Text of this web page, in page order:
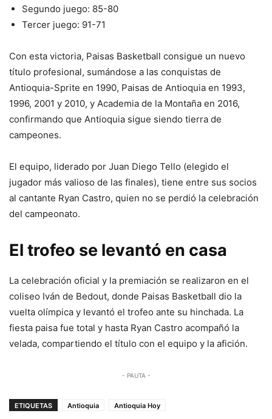
Segundo juego: 85-80
Tercer juego: 91-71
Con esta victoria, Paisas Basketball consigue un nuevo
título profesional, sumándose a las conquistas de
Antioquia-Sprite en 1990, Paisas de Antioquia en 1993,
1996, 2001 y 2010, y Academia de la Montaña en 2016,
confirmando que Antioquia sigue siendo tierra de
campeones.
El equipo, liderado por Juan Diego Tello (elegido el
jugador más valioso de las finales), tiene entre sus socios
al cantante Ryan Castro, quien no se perdió la celebración
del campeonato.
El trofeo se levantó en casa
La celebración oficial y la premiación se realizaron en el
coliseo Iván de Bedout, donde Paisas Basketball dio la
vuelta olímpica y levantó el trofeo ante su hinchada. La
fiesta paisa fue total y hasta Ryan Castro acompañó la
velada, compartiendo el título con el equipo y la afición.
- PAUTA -
ETIQUETAS Antioquia Antioquia Hoy